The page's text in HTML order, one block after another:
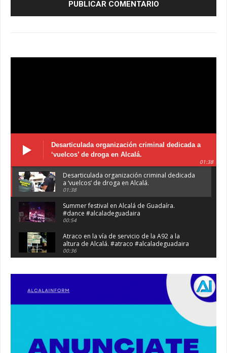
Desarticulada organización criminal dedicada a
‘vuelcos’ de droga en Alcalá.
01:38
Desarticulada organización criminal dedicada
a ‘vuelcos’ de droga en Alcalá.
01:38
Summer festival en Alcalá de Guadaíra.
#dance #alcaladeguadaira
00:54
Atraco en la vía de servicio de la A92 a la
altura de Alcalá. #atraco #alcaladeguadaira
00:36
Alcalá. #policia #narcos
Primeras 191 viviendas VPO en Alcalá de
Guadaíra. #alcaladeguadaira #vivienda #vpo